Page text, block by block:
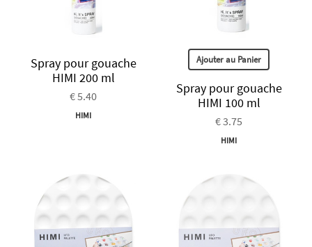
Spray pour gouache
HIMI 200 ml
€ 5.40
HIMI
Ajouter au Panier
Spray pour gouache
HIMI 100 ml
€ 3.75
HIMI